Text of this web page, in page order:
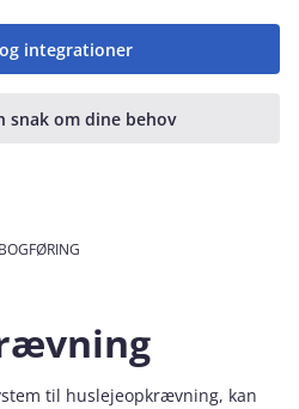
integrationer
snak om dine behov
til huslejeopkrævning, kan